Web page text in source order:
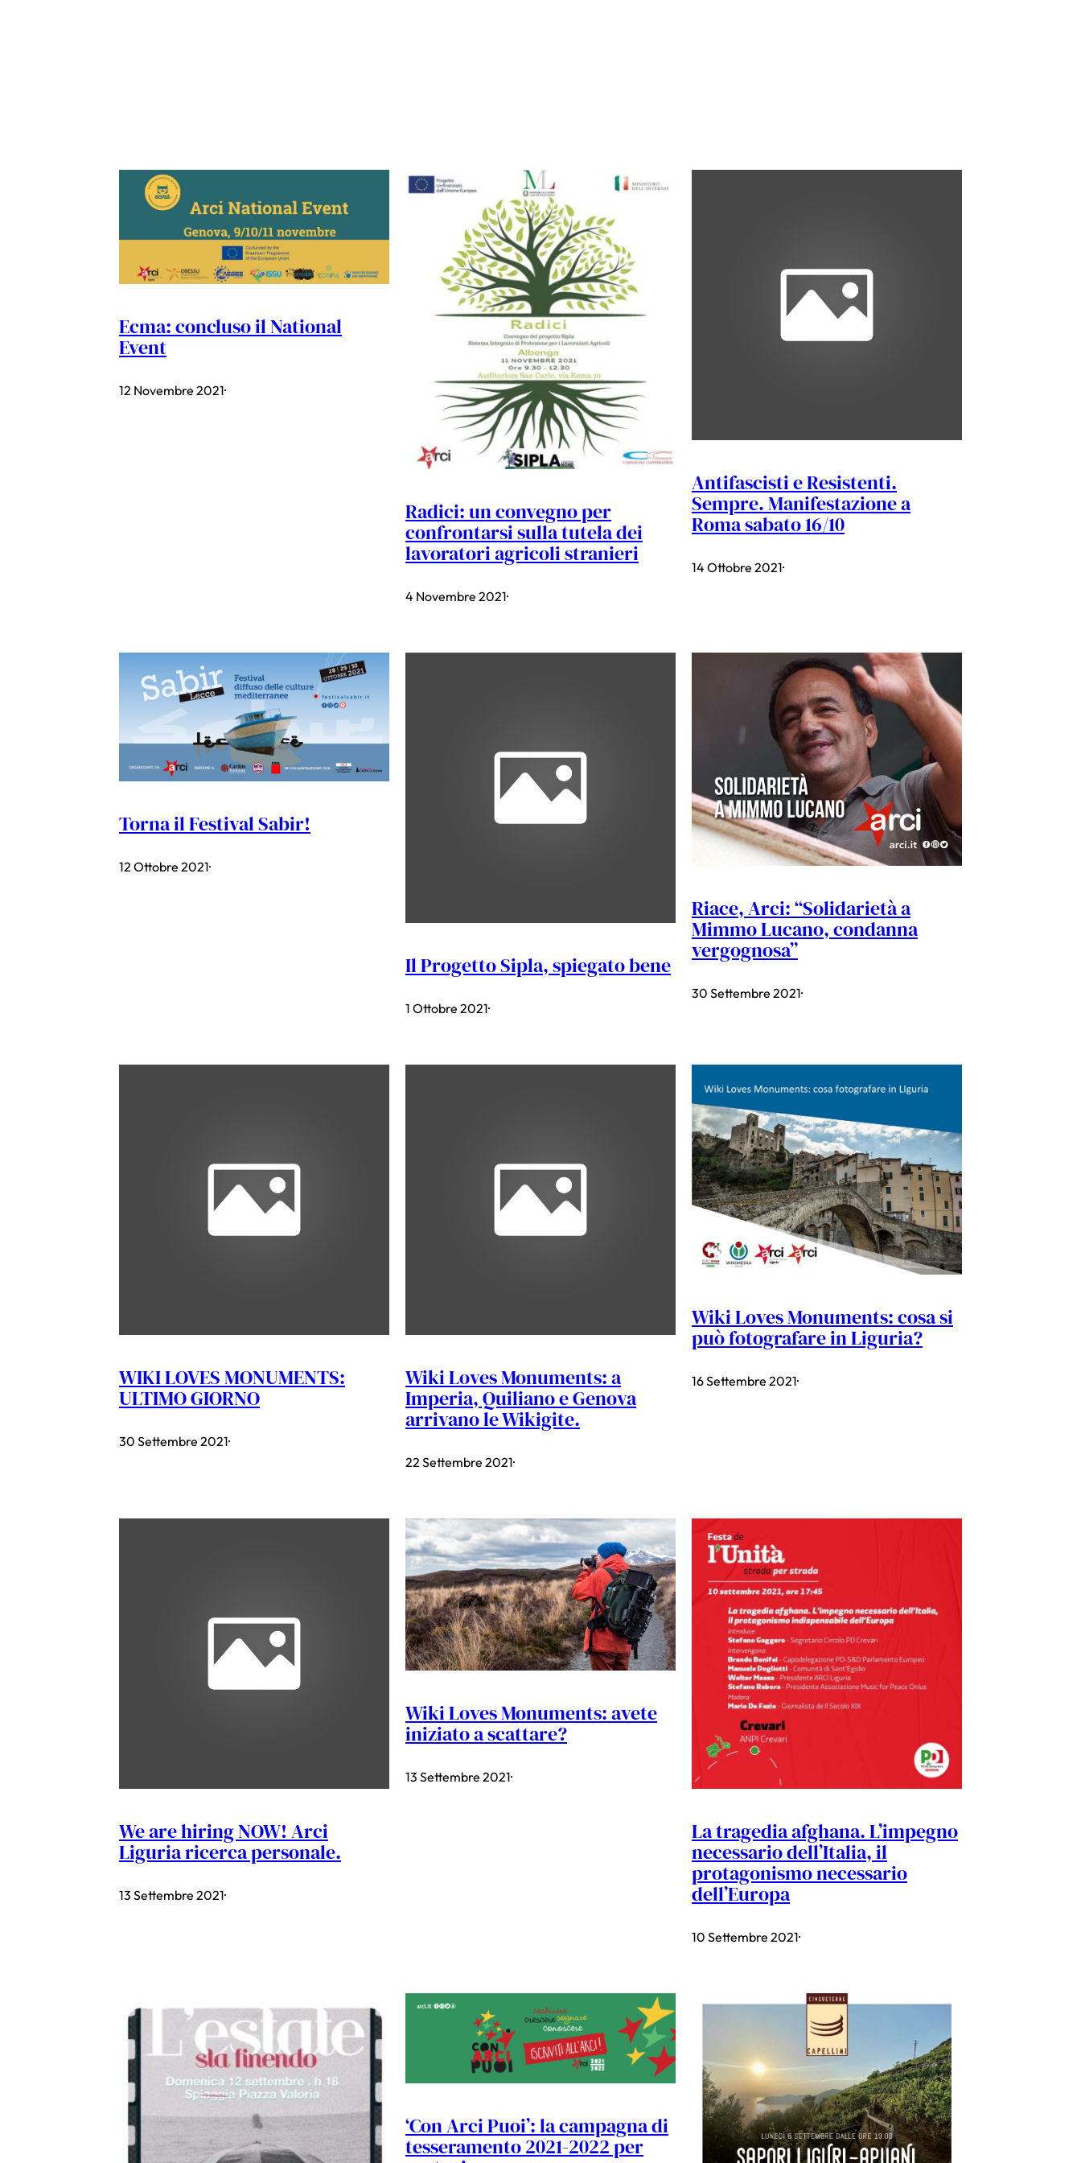
Ecma: concluso il National
Event
12 Novembre 2021·
Radici: un convegno per
confrontarsi sulla tutela dei
lavoratori agricoli stranieri
4 Novembre 2021·
Antifascisti e Resistenti.
Sempre. Manifestazione a
Roma sabato 16/10
14 Ottobre 2021·
Torna il Festival Sabir!
12 Ottobre 2021·
Il Progetto Sipla, spiegato bene
1 Ottobre 2021·
Riace, Arci: “Solidarietà a
Mimmo Lucano, condanna
vergognosa”
30 Settembre 2021·
WIKI LOVES MONUMENTS:
ULTIMO GIORNO
30 Settembre 2021·
Wiki Loves Monuments: a
Imperia, Quiliano e Genova
arrivano le Wikigite.
22 Settembre 2021·
Wiki Loves Monuments: cosa si
può fotografare in Liguria?
16 Settembre 2021·
We are hiring NOW! Arci
Liguria ricerca personale.
13 Settembre 2021·
Wiki Loves Monuments: avete
iniziato a scattare?
13 Settembre 2021·
La tragedia afghana. L’impegno
necessario dell’Italia, il
protagonismo necessario
dell’Europa
10 Settembre 2021·
‘Con Arci Puoi’: la campagna di
tesseramento 2021-2022 per